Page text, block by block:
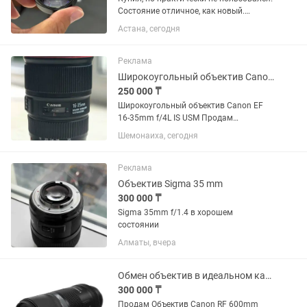
Состояние отличное, как новый.
Идеально подходит для макросъемки:
цветы, насекомые, украшения,
фокусировка на расстоянии...
Астана, сегодня
Реклама
Широкоугольный объектив Canon EF 16-35mm f/4L IS USM
250 000 ₸
Широкоугольный объектив Canon EF
16-35mm f/4L IS USM Продам
широкоугольный объектив Canon
серии L в отличном состоянии. Canon
использовался, с момента покупки 1
год.
Шемонаиха, сегодня
Реклама
Объектив Sigma 35 mm
300 000 ₸
Sigma 35mm f/1.4 в хорошем
состоянии
Алматы, вчера
Обмен объектив в идеальном качестве
300 000 ₸
Продам Объектив Canon RF 600mm